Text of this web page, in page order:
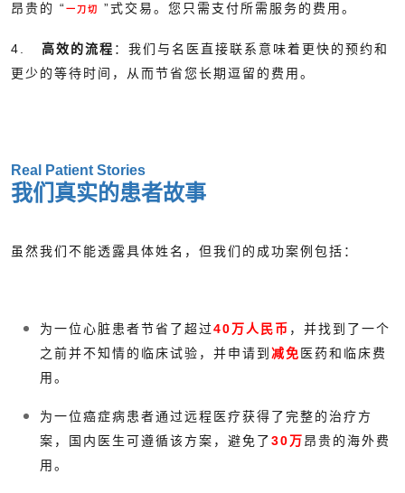
昂贵的 “一刀切 ”式交易。您只需支付所需服务的费用。
4. 高效的流程 ：我们与名医直接联系意味着更快的预约和
更少的等待时间，从而节省您长期逗留的费用。
Real Patient Stories
我们真实的患者故事
虽然我们不能透露具体姓名，但我们的成功案例包括：
为一位心脏患者节省了超过40万人民币 ，并找到了一个
之前并不知情的临床试验，并申请到 减免 医药和临床费
用。
为一位癌症病患者通过远程医疗获得了完整的治疗方
案，国内医生可遵循该方案，避免了30万昂贵的海外费
用。